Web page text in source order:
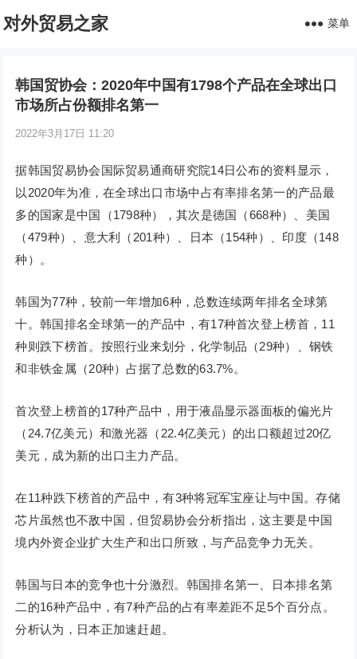
对外贸易之家 菜单
韩国贸协会：2020年中国有1798个产品在全球出口
市场所占份额排名第一
2022年3月17日 11:20
据韩国贸易协会国际贸易通商研究院14日公布的资料显示，
以2020年为准，在全球出口市场中占有率排名第一的产品最
多的国家是中国（1798种），其次是德国（668种）、美国
（479种）、意大利（201种）、日本（154种）、印度（148
种）。
韩国为77种，较前一年增加6种，总数连续两年排名全球第
十。韩国排名全球第一的产品中，有17种首次登上榜首，11
种则跌下榜首。按照行业来划分，化学制品（29种）、钢铁
和非铁金属（20种）占据了总数的63.7%。
首次登上榜首的17种产品中，用于液晶显示器面板的偏光片
（24.7亿美元）和激光器（22.4亿美元）的出口额超过20亿
美元，成为新的出口主力产品。
在11种跌下榜首的产品中，有3种将冠军宝座让与中国。存储
芯片虽然也不敌中国，但贸易协会分析指出，这主要是中国
境内外资企业扩大生产和出口所致，与产品竞争力无关。
韩国与日本的竞争也十分激烈。韩国排名第一、日本排名第
二的16种产品中，有7种产品的占有率差距不足5个百分点。
分析认为，日本正加速赶超。